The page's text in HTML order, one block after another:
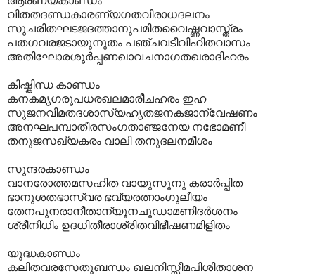
വിതതദണ്ഡകാരണ്യഗതവിരാധദലനം
സുചരിതഘടജദത്താനുപമിതവൈഷ്ണവാസ്ത്രം
പതഗവരജടായുനുതം പഞ്ചവടീവിഹിതവാസം
അതിഘോരശൂർപ്പണഖാവചനാഗതഖരാദിഹരം
കിഷ്കിന്ധ കാണ്ഡം
കനകമൃഗരൂപധരഖലമാരീചഹരം ഇഹ
സുജനവിമതദശാസ്യഹൃതജനകജാന്വേഷണം
അനഘപമ്പാതീരസംഗതാഞ്ജനേയ നഭോമണീ
തനുജസഖ്യകരം വാലി തനുദലനമീശം
സുന്ദരകാണ്ഡം
വാനരോത്തമസഹിത വായുസൂനു കരാർപ്പിത
ഭാനുശതഭാസ്വര ഭവ്യരത്നാംഗുലീയം
തേനപുനരാനീതാന്യൂനചൂഡാമണിദർശനം
ശ്രീനിധിം ഉദധിതീരാശ്രിതവിഭീഷണമിളിതം
യുദ്ധകാണ്ഡം
കലിതവരസേതുബന്ധം ഖലനിസ്സീമപിശിതാശന